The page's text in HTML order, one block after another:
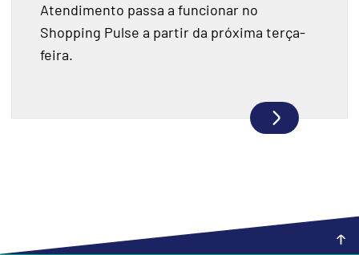
Atendimento passa a funcionar no
Shopping Pulse a partir da próxima terça-
feira.